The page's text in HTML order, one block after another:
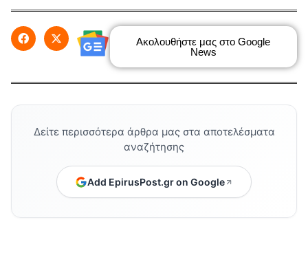
Ακολουθήστε μας στο Google
News
Δείτε περισσότερα άρθρα μας στα αποτελέσματα
αναζήτησης
Add EpirusPost.gr on Google